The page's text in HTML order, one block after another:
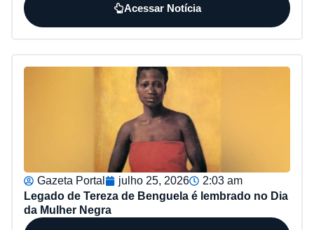
Acessar Notícia
Gazeta Portal julho 25, 2026
2:03 am
Legado de Tereza de Benguela é lembrado no Dia
da Mulher Negra